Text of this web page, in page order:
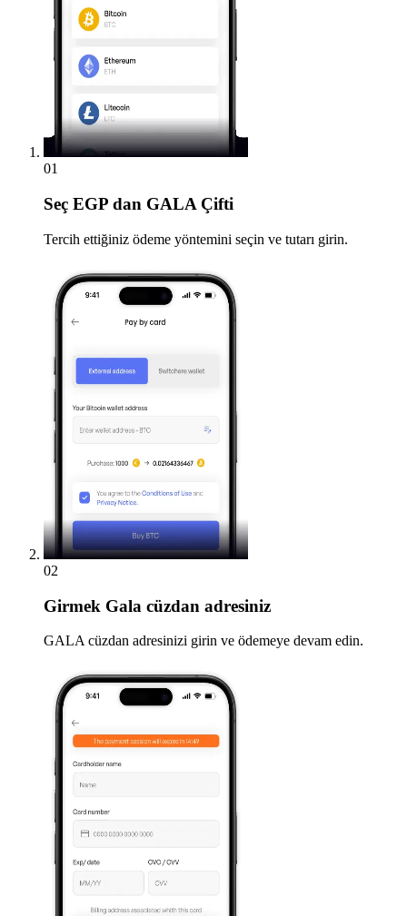
01
Seç EGP dan GALA Çifti
Tercih ettiğiniz ödeme yöntemini seçin ve tutarı girin.
02
Girmek Gala cüzdan adresiniz
GALA cüzdan adresinizi girin ve ödemeye devam edin.